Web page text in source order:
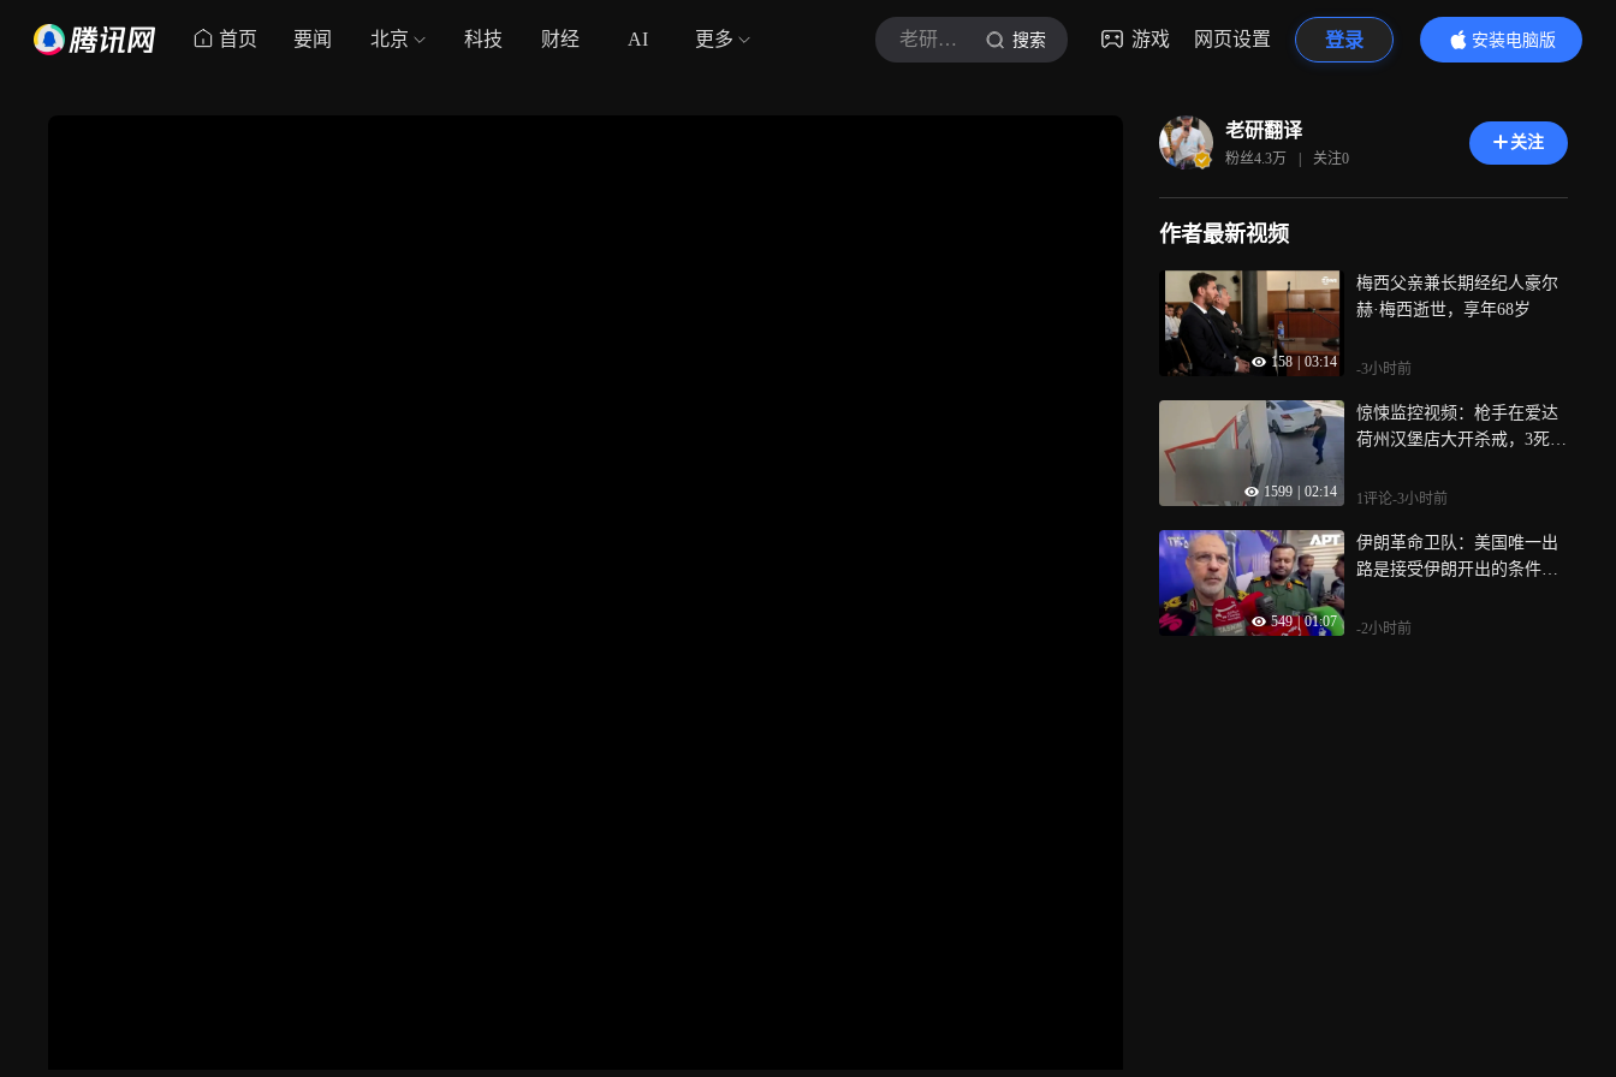
首页 要闻 北京 科技 财经 AI 更多 老研翻译 搜索 游戏 网页设置 登录
安装电脑版
内容更精彩
老研翻译
粉丝4.3万 | 关注0
关注
作者最新视频
158 03:14
梅西父亲兼长期经纪人豪尔
赫·梅西逝世，享年68岁
-3小时前
1599 02:14
惊悚监控视频：枪手在爱达
荷州汉堡店大开杀戒，3死7
1评论-3小时前
549 | 01:07
伊朗革命卫队：美国唯一出
路是接受伊朗开出的条件，
开，这由实力决定
-2小时前